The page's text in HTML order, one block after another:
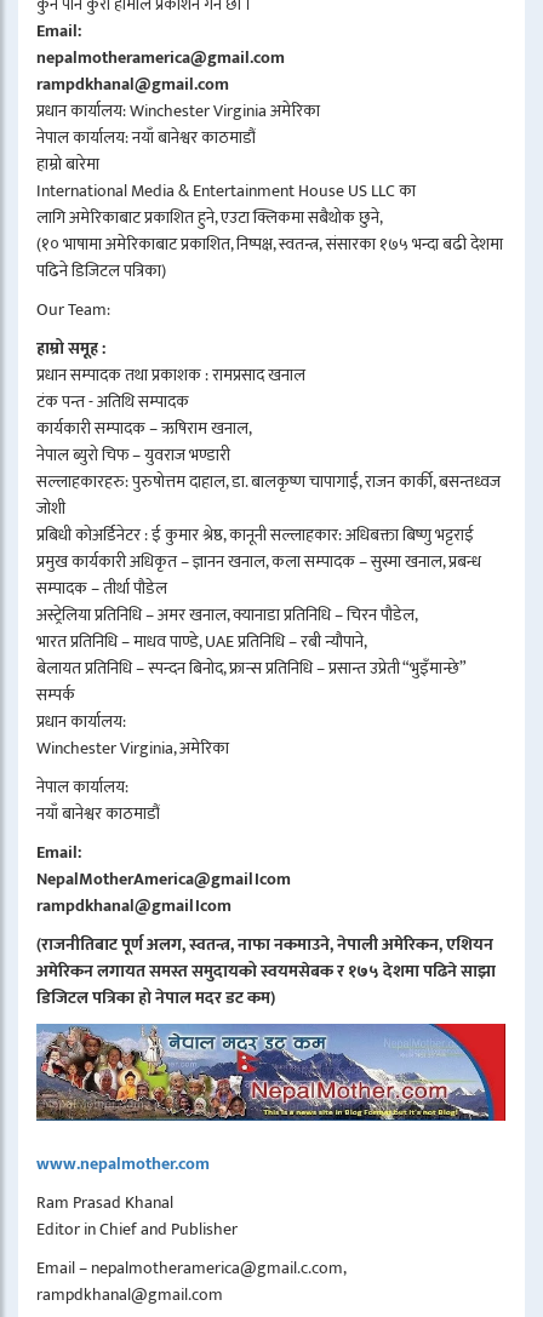
Email:
nepalmotheramerica@gmail.com
rampdkhanal@gmail.com
प्रधान कार्यालय: Winchester Virginia अमेरिका
नेपाल कार्यालय: नयाँ बानेश्वर काठमाडौं
हाम्रो बारेमा
International Media & Entertainment House US LLC का
लागि अमेरिकाबाट प्रकाशित हुने, एउटा क्लिकमा सबैथोक छुने,
(१० भाषामा अमेरिकाबाट प्रकाशित, निष्पक्ष, स्वतन्त्र, संसारका १७५ भन्दा बढी देशमा
पढिने डिजिटल पत्रिका)
Our Team:
हाम्रो समूह :
प्रधान सम्पादक तथा प्रकाशक : रामप्रसाद खनाल
टंक पन्त - अतिथि सम्पादक
कार्यकारी सम्पादक – ऋषिराम खनाल,
नेपाल ब्युरो चिफ – युवराज भण्डारी
सल्लाहकारहरु: पुरुषोत्तम दाहाल, डा. बालकृष्ण चापागाईं, राजन कार्की, बसन्तध्वज
जोशी
प्रबिधी कोअर्डिनेटर : ई कुमार श्रेष्ठ, कानूनी सल्लाहकार: अधिबक्ता बिष्णु भट्टराई
प्रमुख कार्यकारी अधिकृत – ज्ञानन खनाल, कला सम्पादक – सुस्मा खनाल, प्रबन्ध
सम्पादक – तीर्था पौडेल
अस्ट्रेलिया प्रतिनिधि – अमर खनाल, क्यानाडा प्रतिनिधि – चिरन पौडेल,
भारत प्रतिनिधि – माधव पाण्डे, UAE प्रतिनिधि – रबी न्यौपाने,
बेलायत प्रतिनिधि – स्पन्दन बिनोद, फ्रान्स प्रतिनिधि – प्रसान्त उप्रेती “भुइँमान्छे”
सम्पर्क
प्रधान कार्यालय:
Winchester Virginia, अमेरिका
नेपाल कार्यालय:
नयाँ बानेश्वर काठमाडौं
Email:
NepalMotherAmerica@gmail।com
rampdkhanal@gmail।com
(राजनीतिबाट पूर्ण अलग, स्वतन्त्र, नाफा नकमाउने, नेपाली अमेरिकन, एशियन
अमेरिकन लगायत समस्त समुदायको स्वयमसेबक र १७५ देशमा पढिने साझा
डिजिटल पत्रिका हो नेपाल मदर डट कम)
www.nepalmother.com
Ram Prasad Khanal
Editor in Chief and Publisher
Email – nepalmotheramerica@gmail.c.com,
rampdkhanal@gmail.com